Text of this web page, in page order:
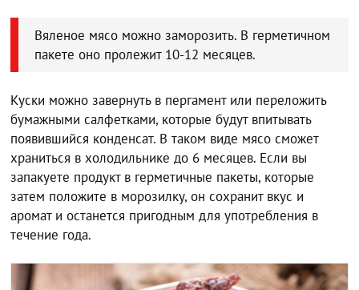
Вяленое мясо можно заморозить. В герметичном
пакете оно пролежит 10-12 месяцев.
Куски можно завернуть в пергамент или переложить
бумажными салфетками, которые будут впитывать
появившийся конденсат. В таком виде мясо сможет
храниться в холодильнике до 6 месяцев. Если вы
запакуете продукт в герметичные пакеты, которые
затем положите в морозилку, он сохранит вкус и
аромат и останется пригодным для употребления в
течение года.